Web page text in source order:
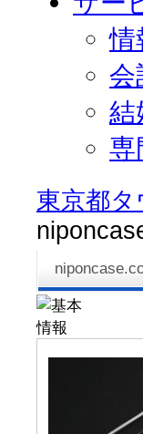
情
会
結
専
東京都